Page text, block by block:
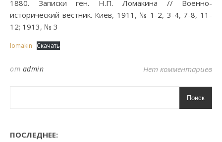
1880. Записки ген. Н.П. Ломакина // Военно-
исторический вестник. Киев, 1911, № 1-2, 3-4, 7-8, 11-
12; 1913, № 3
lomakin Скачать
от admin Нет комментариев
Поиск
ПОСЛЕДНЕЕ: